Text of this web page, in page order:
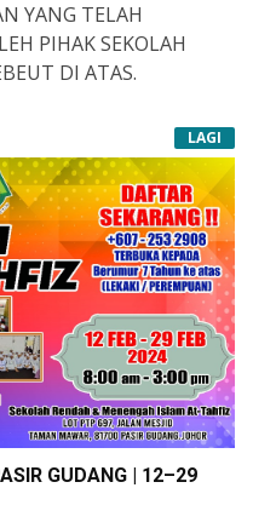
YANG TELAH
PIHAK SEKOLAH
DI ATAS.
LAGI
GUDANG | 12–29